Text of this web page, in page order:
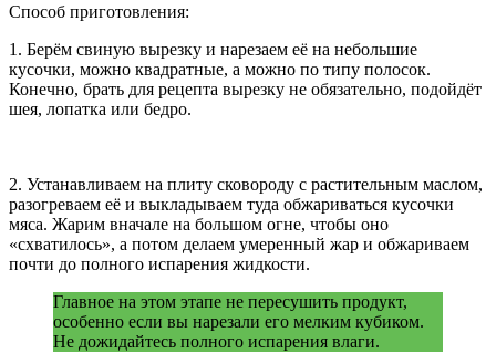
Способ приготовления:
1. Берём свиную вырезку и нарезаем её на небольшие
кусочки, можно квадратные, а можно по типу полосок.
Конечно, брать для рецепта вырезку не обязательно, подойдёт
шея, лопатка или бедро.
2. Устанавливаем на плиту сковороду с растительным маслом,
разогреваем её и выкладываем туда обжариваться кусочки
мяса. Жарим вначале на большом огне, чтобы оно
«схватилось», а потом делаем умеренный жар и обжариваем
почти до полного испарения жидкости.
Главное на этом этапе не пересушить продукт,
особенно если вы нарезали его мелким кубиком.
Не дожидайтесь полного испарения влаги.